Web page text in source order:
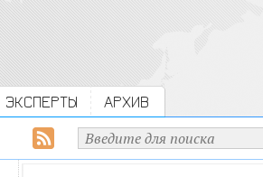
ЭКСПЕРТЫ АРХИВ